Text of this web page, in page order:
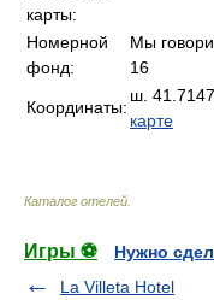
карты:
Номерной
фонд:
Мы
16
Координаты:
ш.
карте
Каталог отелей
Игры ⚽
Нужно
La Villeta Hotel